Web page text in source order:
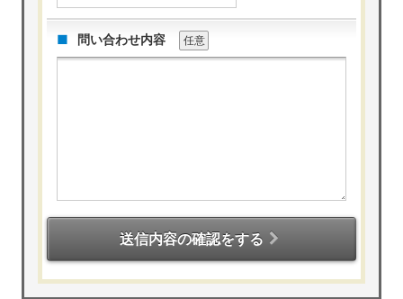
問い合わせ内容 任意
送信内容の確認をする